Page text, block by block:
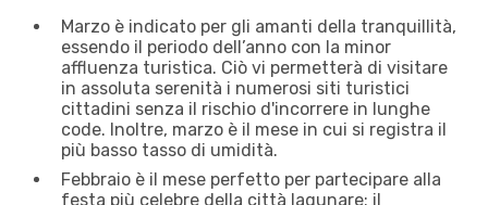
Marzo è indicato per gli amanti della tranquillità,
essendo il periodo dell’anno con la minor
affluenza turistica. Ciò vi permetterà di visitare
in assoluta serenità i numerosi siti turistici
cittadini senza il rischio d'incorrere in lunghe
code. Inoltre, marzo è il mese in cui si registra il
più basso tasso di umidità.
Febbraio è il mese perfetto per partecipare alla
festa più celebre della città lagunare: il